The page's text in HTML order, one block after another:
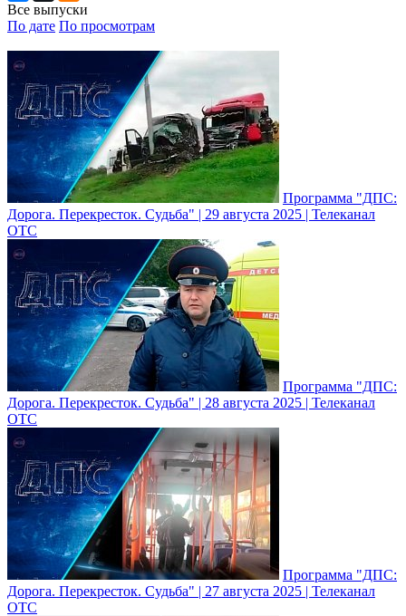
Все выпуски
По дате По просмотрам
Программа "ДПС:
Дорога. Перекресток. Судьба" | 29 августа 2025 | Телеканал
ОТС
Программа "ДПС:
Дорога. Перекресток. Судьба" | 28 августа 2025 | Телеканал
ОТС
Программа "ДПС:
Дорога. Перекресток. Судьба" | 27 августа 2025 | Телеканал
ОТС